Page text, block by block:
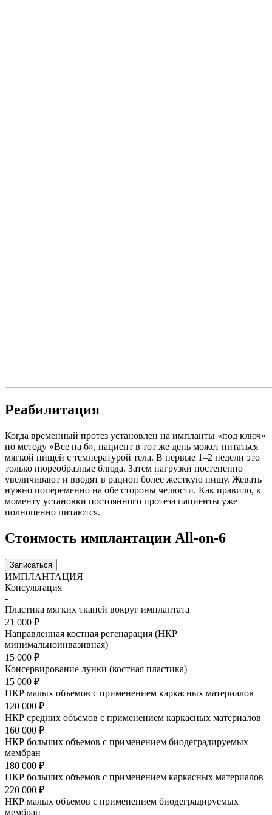
Реабилитация
Когда временный протез установлен на импланты «под ключ»
по методу «Все на 6», пациент в тот же день может питаться
мягкой пищей с температурой тела. В первые 1–2 недели это
только пюреобразные блюда. Затем нагрузки постепенно
увеличивают и вводят в рацион более жесткую пищу. Жевать
нужно попеременно на обе стороны челюсти. Как правило, к
моменту установки постоянного протеза пациенты уже
полноценно питаются.
Стоимость имплантации All-on-6
Записаться
ИМПЛАНТАЦИЯ
Консультация
-
Пластика мягких тканей вокруг имплантата
21 000 ₽
Направленная костная регенарация (НКР
минимальноинвазивная)
15 000 ₽
Консервирование лунки (костная пластика)
15 000 ₽
НКР малых объемов с применением каркасных материалов
120 000 ₽
НКР средних объемов с применением каркасных материалов
160 000 ₽
НКР больших объемов с применением биодеградируемых
мембран
180 000 ₽
НКР больших объемов с применением каркасных материалов
220 000 ₽
НКР малых объемов с применением биодеградируемых
мембран